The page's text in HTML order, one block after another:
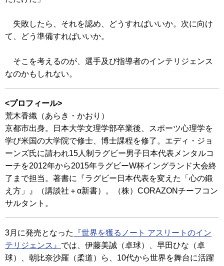
失敗したら、それを認め、どうすればいいか。次に向け
て、どう準備すればいいか。
そこを考えるのが、選手及び指導者のインテリジェンス
なのかもしれない。
<プロフィール>
荒木香織（あらき・かおり）
京都市出身。日本大学文理学部卒業後、スポーツ心理学を
学び米国の大学院で修士、博士課程を修了。エディ・ジョ
ーンズ氏に請われ15人制ラグビー男子日本代表メンタルコ
ーチを2012年から2015年ラグビーW杯イングランド大会終
了まで担当。著書に『ラグビー日本代表を変えた「心の鍛
え方」』（講談社＋α新書）。（株）CORAZONチーフコン
サルタント。
3月に発売となった
『世界を獲るノート アスリートのイン
テリジェンス』 では、伊藤美誠（卓球）、早田ひな（卓
球）、朝比奈沙羅（柔道）ら、10代から世界を舞台に活躍